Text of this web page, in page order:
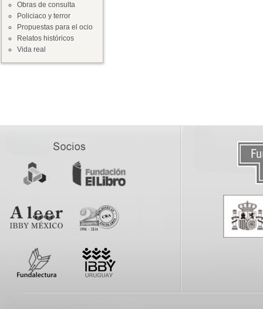
Obras de consulta
Policiaco y terror
Propuestas para el ocio
Relatos históricos
Vida real